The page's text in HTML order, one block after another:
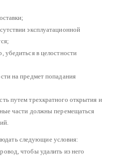
эксплуатационной
убедиться в целостности
на предмет попадания
путем трехкратного открытия и
части должны перемещаться
следующие условия:
чтобы удалить из него